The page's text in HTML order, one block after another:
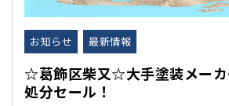
お知らせ 最新情報
☆葛飾区柴又☆大手塗装メーカ
処分セール！